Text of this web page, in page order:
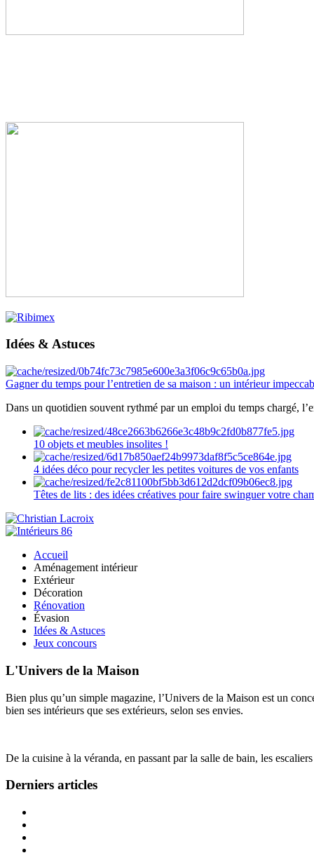
Idées & Astuces
Gagner du temps pour l’entretien de sa maison : un intérieur
Dans un quotidien souvent rythmé par un emploi du temps chargé,
10 objets et meubles insolites !
4 idées déco pour recycler les petites voitures de vos enfants
Têtes de lits : des idées créatives pour faire swinguer votre
Accueil
Aménagement intérieur
Extérieur
Décoration
Rénovation
Évasion
Idées & Astuces
Jeux concours
L'Univers de la Maison
Bien plus qu’un simple magazine, l’Univers de la Maison est un
bien ses intérieurs que ses extérieurs, selon ses envies.
De la cuisine à la véranda, en passant par la salle de bain, les
Derniers articles